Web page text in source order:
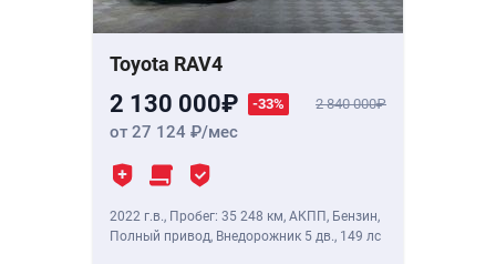
Toyota RAV4
2 130 000 -33% 2 840 000
от 27 124 /мес
2022 г.в., Пробег: 35 248 км, АКПП, Бензин,
Полный привод, Внедорожник 5 дв., 149 лс